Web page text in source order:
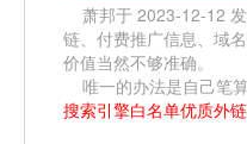
萧邦于 2023-12-12 发
链、付费推广信息、域
价值当然不够准确。
唯一的办法是自己笔
搜索引擎白名单优质外链